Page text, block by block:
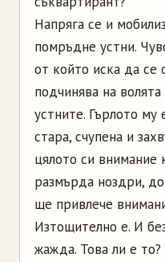
Напряга се и
помръдне устни.
от който иска да се
подчинява на
устните. Гърлото му
стара, счупена и
цялото си внимание
размърда ноздри,
ще привлече
Изтощително е. И
жажда. Това ли е